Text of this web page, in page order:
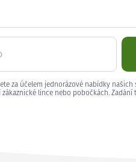
za účelem jednorázové nabídky
lince nebo pobočkách.